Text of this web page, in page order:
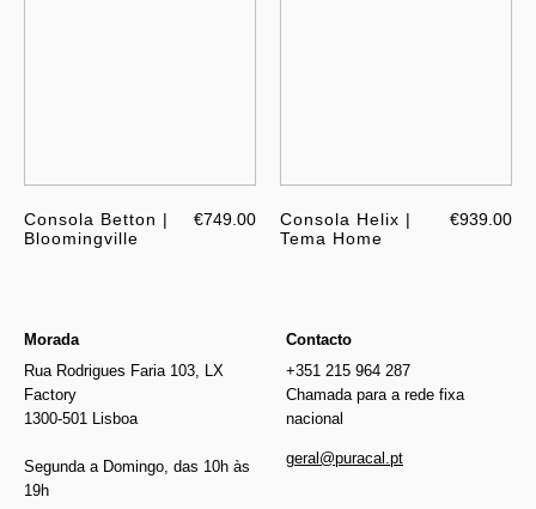
Consola Betton |
Bloomingville
€749.00
Consola Helix |
Tema Home
€939.00
Morada
Rua Rodrigues Faria 103, LX
Factory
1300-501 Lisboa
Segunda a Domingo, das 10h às
19h
Contacto
+351 215 964 287
Chamada para a rede fixa
nacional
geral@puracal.pt